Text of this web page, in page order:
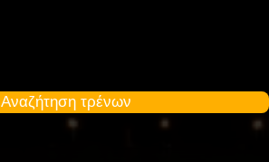
Αναζήτηση τρένων